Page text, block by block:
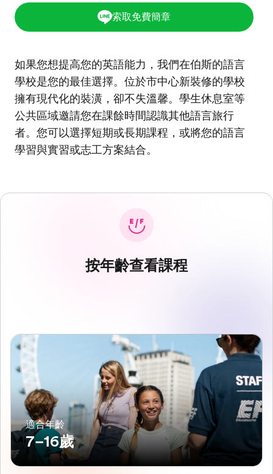
如果您想提高您的英語能力，我們在伯斯的語言
學校是您的最佳選擇。位於市中心新裝修的學校
擁有現代化的裝潢，卻不失溫馨。學生休息室等
公共區域邀請您在課餘時間認識其他語言旅行
者。您可以選擇短期或長期課程，或將您的語言
學習與實習或志工方案結合。
索取免費簡章
按年齡查看課程
適合年齡
7–16歲